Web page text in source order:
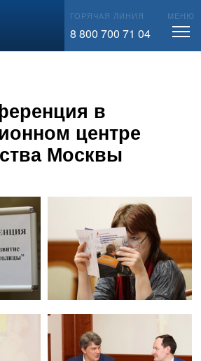
ГОРЯЧАЯ ЛИНИЯ
8 800 700 71 04
МЕНЮ
в
центре
Москвы